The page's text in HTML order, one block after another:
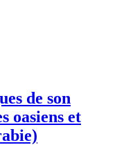
de son
oasiens et